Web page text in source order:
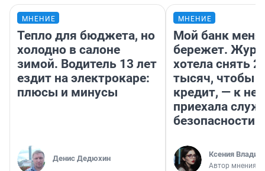
МНЕНИЕ
Тепло для бюджета, но
холодно в салоне
зимой. Водитель 13 лет
ездит на электрокаре:
плюсы и минусы
Денис Дедюхин
МНЕНИЕ
Мой банк меня
бережет.
хотела снять
тысяч, чтобы
кредит, — к
приехала
безопасности
Ксения
Автор мнения